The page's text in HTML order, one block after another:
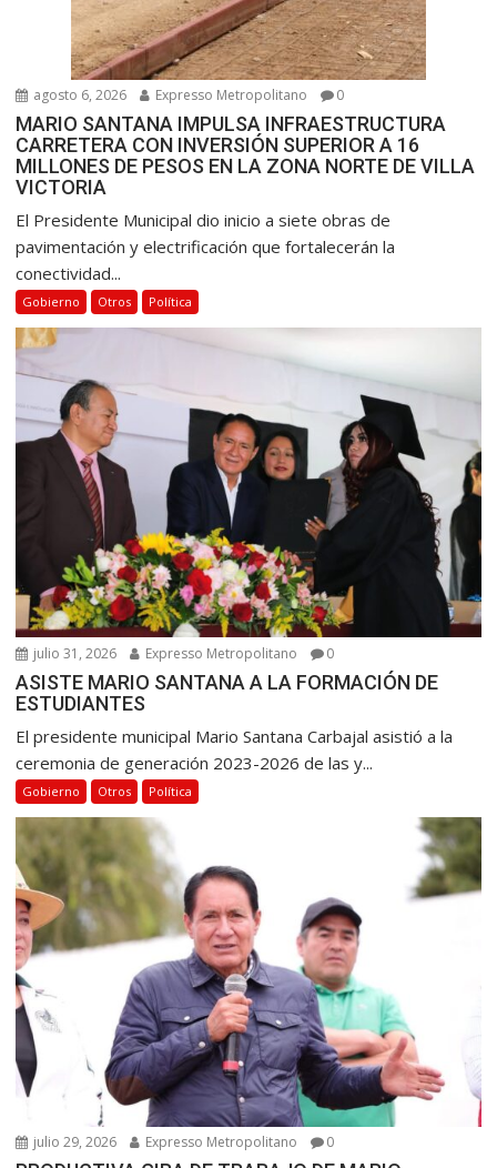
agosto 6, 2026 Expresso Metropolitano 0
MARIO SANTANA IMPULSA INFRAESTRUCTURA
CARRETERA CON INVERSIÓN SUPERIOR A 16
MILLONES DE PESOS EN LA ZONA NORTE DE VILLA
VICTORIA
El Presidente Municipal dio inicio a siete obras de
pavimentación y electrificación que fortalecerán la
conectividad...
Gobierno Otros Política
julio 31, 2026 Expresso Metropolitano 0
ASISTE MARIO SANTANA A LA FORMACIÓN DE
ESTUDIANTES
El presidente municipal Mario Santana Carbajal asistió a la
ceremonia de generación 2023-2026 de las y...
Gobierno Otros Política
julio 29, 2026 Expresso Metropolitano 0